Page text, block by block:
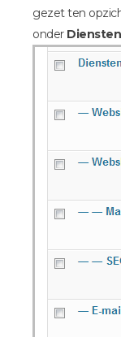
gezet ten
onder Diensten